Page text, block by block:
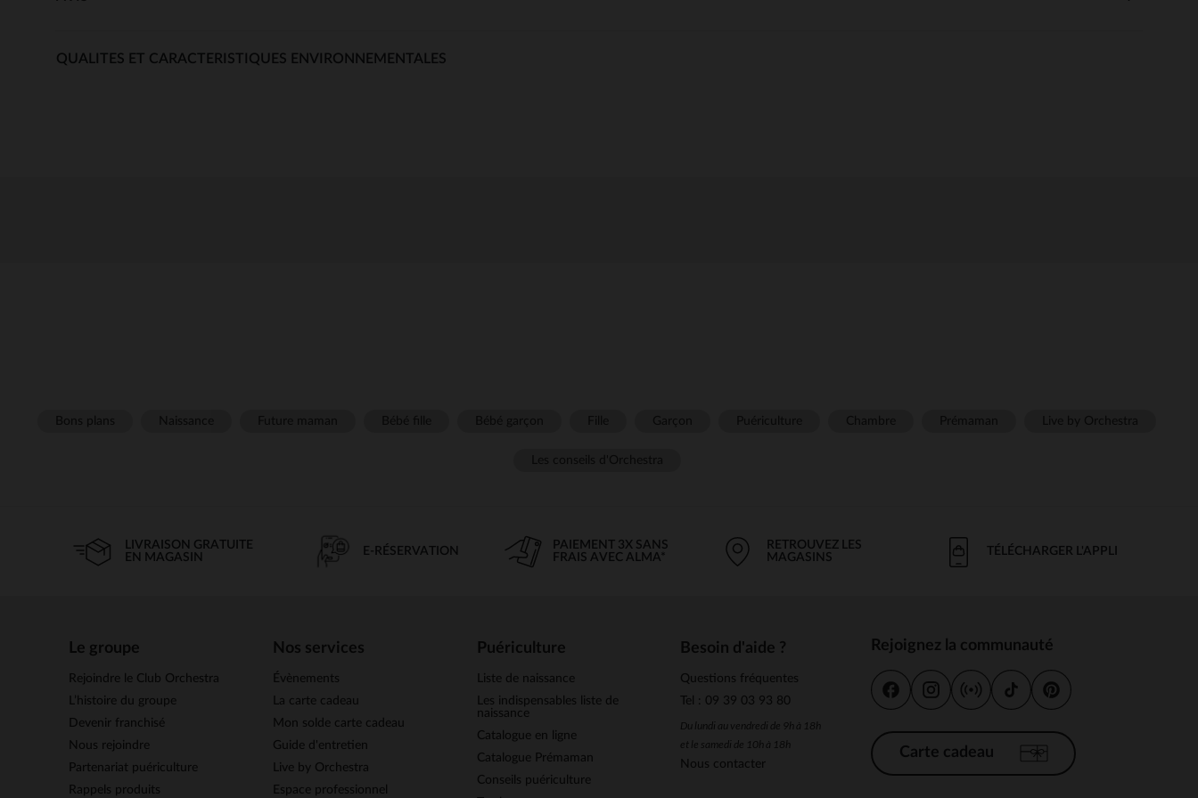
QUALITES ET CARACTERISTIQUES ENVIRONNEMENTALES
LIVRAISON GRATUITE
EN MAGASIN
E-RÉSERVATION
PAIEMENT 3X SANS
FRAIS AVEC ALMA*
RETROUVEZ LES
MAGASINS
TÉLÉCHARGER L'APPLI
Le groupe
Rejoindre le Club Orchestra
L’histoire du groupe
Devenir franchisé
Nous rejoindre
Partenariat puériculture
Rappels produits
Nos services
Évènements
La carte cadeau
Mon solde carte cadeau
Guide d'entretien
Live by Orchestra
Espace professionnel
Puériculture
Liste de naissance
Les indispensables liste de
naissance
Catalogue en ligne
Catalogue Prémaman
Conseils puériculture
Besoin d'aide ?
Questions fréquentes
Tel : 09 39 03 93 80
Du lundi au vendredi de 9h à 18h
et le samedi de 10h à 18h
Nous contacter
Rejoignez la communauté
Carte cadeau